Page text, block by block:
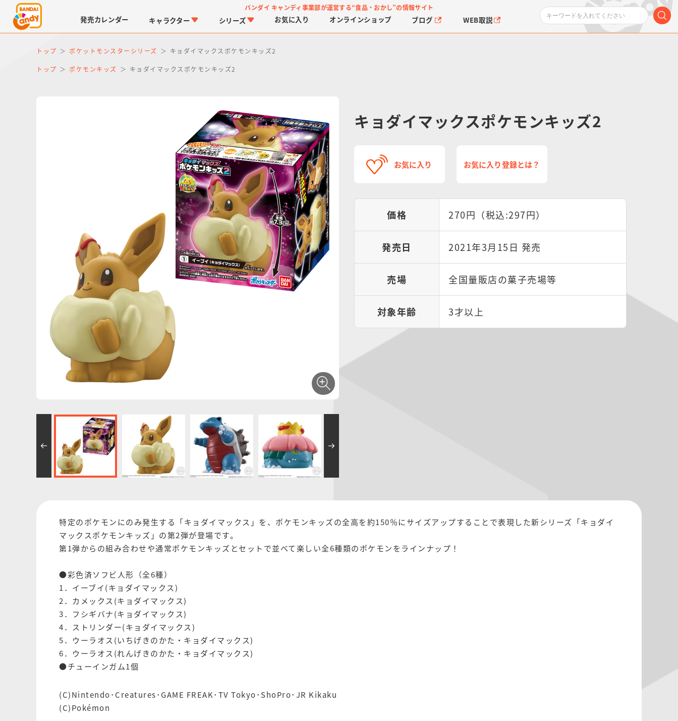
バンダイ キャンディ事業部が運営する“食品・おかし”の情報サイト
発売カレンダー キャラクター
仮面ライダーシリーズ
PROJECT R.E.D.・ス
ーパー戦隊シリーズ
シリーズ
つりグミ
お気に入り オンラインショップ ブログ WEB取説
トップ ポケットモンスターシリーズ キョダイマックスポケモンキッズ2
トップ ポケモンキッズ キョダイマックスポケモンキッズ2
キョダイマックスポケモンキッズ2
お気に入り お気に入り登録とは？
価格 270円（税込:297円）
発売日 2021年3月15日 発売
売場 全国量販店の菓子売場等
対象年齢 3才以上
特定のポケモンにのみ発生する「キョダイマックス」を、ポケモンキッズの全高を約150％にサイズアップすることで表現した新シリーズ「キョダイ
マックスポケモンキッズ」の第2弾が登場です。
第1弾からの組み合わせや通常ポケモンキッズとセットで並べて楽しい全6種類のポケモンをラインナップ！
●彩色済ソフビ人形（全6種）
1．イーブイ(キョダイマックス)
2．カメックス(キョダイマックス)
3．フシギバナ(キョダイマックス)
4．ストリンダー(キョダイマックス)
5．ウーラオス(いちげきのかた・キョダイマックス)
6．ウーラオス(れんげきのかた・キョダイマックス)
●チューインガム1個
(C)Nintendo･Creatures･GAME FREAK･TV Tokyo･ShoPro･JR Kikaku
(C)Pokémon